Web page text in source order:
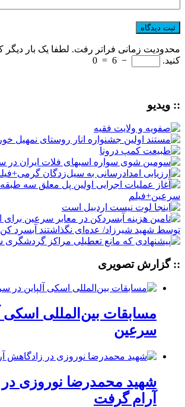
محدودیت زمانی فراتر رفت. لطفا یک بار دیگر
کنید.
−
6
=
0
:: ویدیو
:: گزارش تصویری
مسابقات بین‌المللی اسکی
سرعین
شهید محمدرضا نوروزی
آرام گرفت